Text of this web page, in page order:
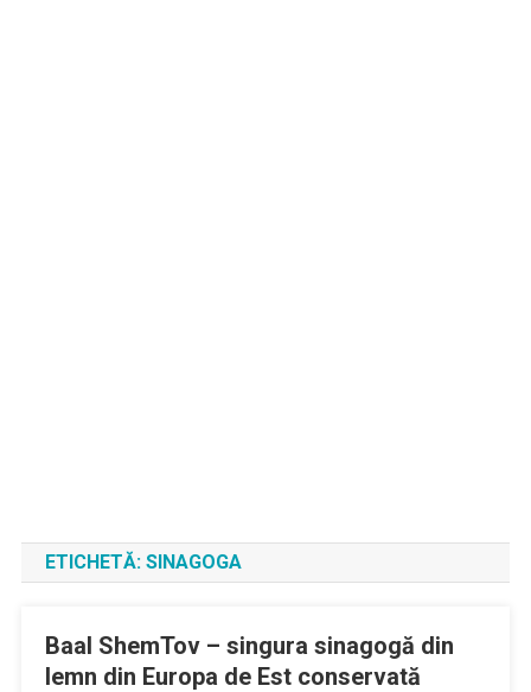
ETICHETĂ: SINAGOGA
Baal ShemTov – singura sinagogă din
lemn din Europa de Est conservată